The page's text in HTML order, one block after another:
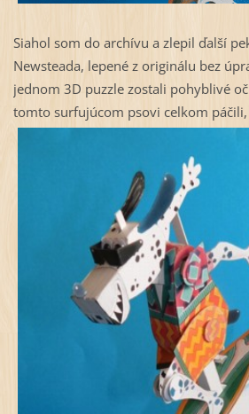
Siahol som do archívu a zlepil ďalší
Newsteada, lepené z originálu bez
jednom 3D puzzle zostali pohyblivé
tomto surfujúcom psovi celkom